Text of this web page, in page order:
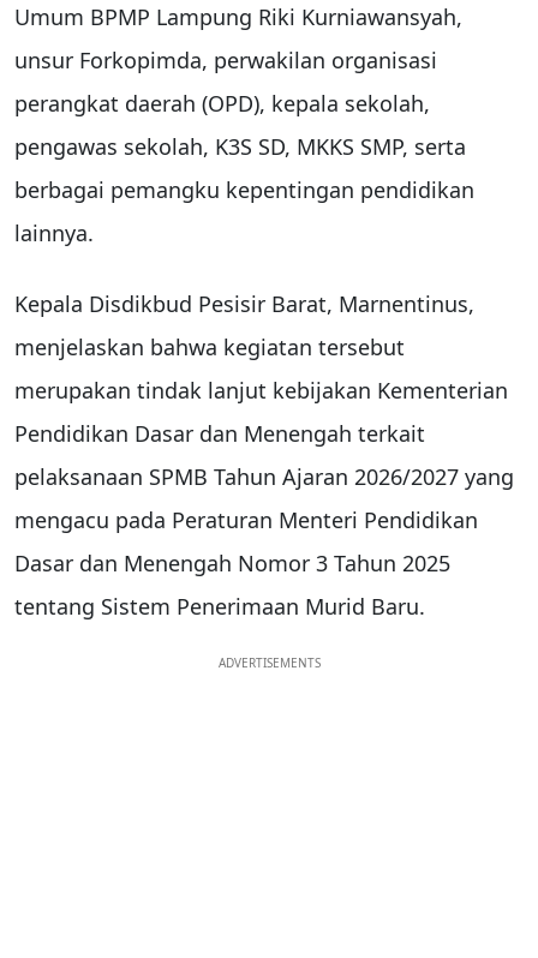
Umum BPMP Lampung Riki Kurniawansyah,
unsur Forkopimda, perwakilan organisasi
perangkat daerah (OPD), kepala sekolah,
pengawas sekolah, K3S SD, MKKS SMP, serta
berbagai pemangku kepentingan pendidikan
lainnya.
Kepala Disdikbud Pesisir Barat, Marnentinus,
menjelaskan bahwa kegiatan tersebut
merupakan tindak lanjut kebijakan Kementerian
Pendidikan Dasar dan Menengah terkait
pelaksanaan SPMB Tahun Ajaran 2026/2027 yang
mengacu pada Peraturan Menteri Pendidikan
Dasar dan Menengah Nomor 3 Tahun 2025
tentang Sistem Penerimaan Murid Baru.
ADVERTISEMENTS